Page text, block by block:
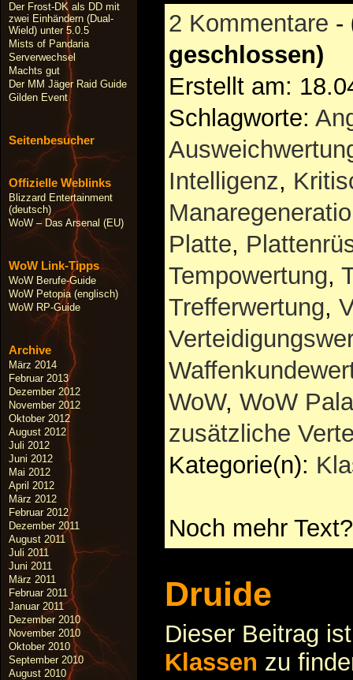
Der Frost-DK als DD mit
zwei Einhändern (Dual-
Wield) unter 5.0.5
Mists of Pandaria
Serverwechsel
Machts gut
Der MM Jäger Raid Guide
Gilden Event
Seitenbesucher
Offizielle Weblinks
Blizzard Entertainment
(deutsch)
WoW – Das Arsenal (EU)
WoW Link-Tipps
WoW Berufe-Guide
WoW Petopia (englisch)
WoW RP-Guide
Archive
März 2014
Februar 2013
Dezember 2012
November 2012
Oktober 2012
August 2012
Juli 2012
Juni 2012
Mai 2012
April 2012
März 2012
Februar 2012
Dezember 2011
August 2011
Juli 2011
Juni 2011
März 2011
Februar 2011
Januar 2011
Dezember 2010
November 2010
Oktober 2010
September 2010
August 2010
2 Kommentare -
geschlossen)
Erstellt am:
Schlagworte:
Intelligenz,
Platte,
Tempowertung,
Trefferwertung,
WoW, WoW
zusätzliche
Kategorie(n):
Noch mehr
Druide
Dieser Beitrag
Klassen zu